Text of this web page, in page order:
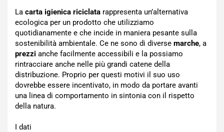
La carta igienica riciclata rappresenta un’alternativa
ecologica per un prodotto che utilizziamo
quotidianamente e che incide in maniera pesante sulla
sostenibilità ambientale. Ce ne sono di diverse marche, a
prezzi anche facilmente accessibili e la possiamo
rintracciare anche nelle più grandi catene della
distribuzione. Proprio per questi motivi il suo uso
dovrebbe essere incentivato, in modo da portare avanti
una linea di comportamento in sintonia con il rispetto
della natura.
I dati